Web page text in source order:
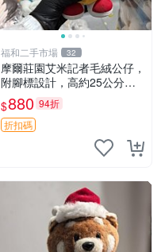
福和二手市場 32
摩爾莊園艾米記者毛絨公仔，
附腳標設計，高約25公分，
全新未拆封，限量珍藏。艾米
記者 毛絨公仔 超萌玩偶
$880 94折
折扣碼